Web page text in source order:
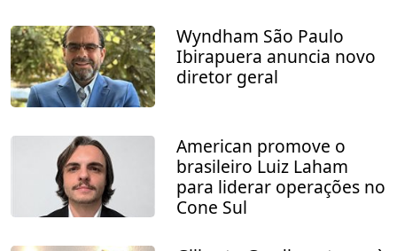
Wyndham São Paulo
Ibirapuera anuncia novo
diretor geral
American promove o
brasileiro Luiz Laham
para liderar operações no
Cone Sul